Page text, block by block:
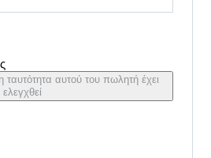
αυτού του πωλητή έχει
ελεγχθεί